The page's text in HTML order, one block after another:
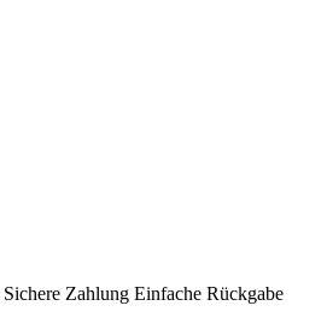
Sichere Zahlung Einfache Rückgabe